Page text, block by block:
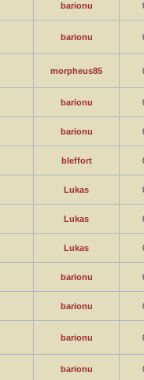
barionu
barionu
morpheus85
barionu
barionu
bleffort
Lukas
Lukas
Lukas
barionu
barionu
barionu
barionu